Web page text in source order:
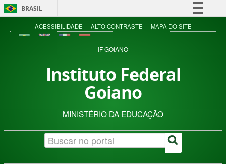
BRASIL
Simplifique!
Acesso à informação
ACESSIBILIDADE ALTO CONTRASTE MAPA DO SITE
IF GOIANO
Instituto Federal
Goiano
MINISTÉRIO DA EDUCAÇÃO